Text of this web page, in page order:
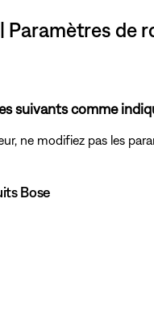
de
suivants comme
ne modifiez pas les
Bose